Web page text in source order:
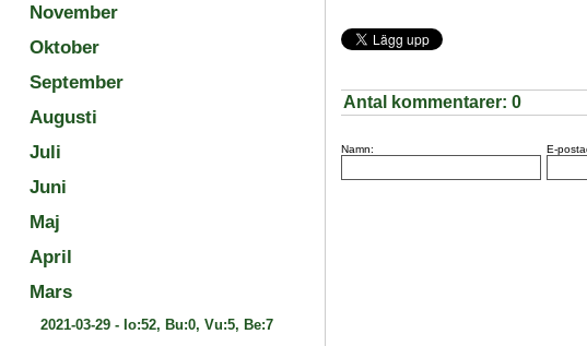
November
Oktober
September
Augusti
Juli
Juni
Maj
April
Mars
2021-03-29- Io:52, Bu:0, Vu:5, Be:7
Antal kommentarer: 0
Namn: E-